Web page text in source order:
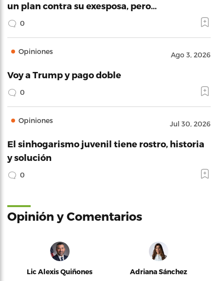
un plan contra su exesposa, pero…
0
Opiniones Ago 3, 2026
Voy a Trump y pago doble
0
Opiniones Jul 30, 2026
El sinhogarismo juvenil tiene rostro, historia
y solución
0
Opinión y Comentarios
Lic Alexis Quiñones Adriana Sánchez